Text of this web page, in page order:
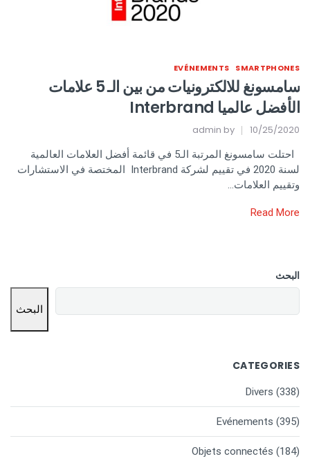
EVÉNEMENTS SMARTPHONES
سامسونغ للالكترونيات من بين الـ 5 علامات
الأفضل عالميا Interbrand
10/25/2020
admin
احتلت سامسونغ المرتبة الـ5 في قائمة أفضل العلامات العالمية
لسنة 2020 في تقييم لشركة Interbrand المختصة في الاستشارات
وتقييم العلامات…
Read More
البحث
البحث
CATEGORIES
Divers (338)
Evénements (395)
Objets connectés (184)